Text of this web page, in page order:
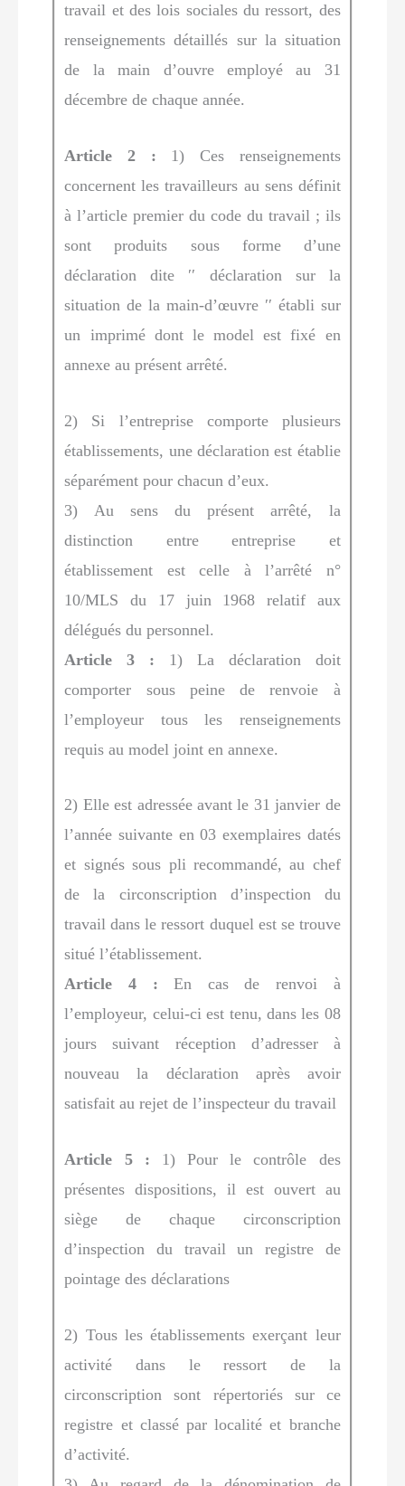
travail et des lois sociales du ressort, des
renseignements détaillés sur la situation
de la main d’ouvre employé au 31
décembre de chaque année.
Article 2 : 1) Ces renseignements
concernent les travailleurs au sens définit
à l’article premier du code du travail ; ils
sont produits sous forme d’une
déclaration dite ʹʹ déclaration sur la
situation de la main-d’œuvre ʹʹ établi sur
un imprimé dont le model est fixé en
annexe au présent arrêté.
2) Si l’entreprise comporte plusieurs
établissements, une déclaration est établie
séparément pour chacun d’eux.
3) Au sens du présent arrêté, la
distinction entre entreprise et
établissement est celle à l’arrêté n°
10/MLS du 17 juin 1968 relatif aux
délégués du personnel.
Article 3 : 1) La déclaration doit
comporter sous peine de renvoie à
l’employeur tous les renseignements
requis au model joint en annexe.
2) Elle est adressée avant le 31 janvier de
l’année suivante en 03 exemplaires datés
et signés sous pli recommandé, au chef
de la circonscription d’inspection du
travail dans le ressort duquel est se trouve
situé l’établissement.
Article 4 : En cas de renvoi à
l’employeur, celui-ci est tenu, dans les 08
jours suivant réception d’adresser à
nouveau la déclaration après avoir
satisfait au rejet de l’inspecteur du travail
Article 5 : 1) Pour le contrôle des
présentes dispositions, il est ouvert au
siège de chaque circonscription
d’inspection du travail un registre de
pointage des déclarations
2) Tous les établissements exerçant leur
activité dans le ressort de la
circonscription sont répertoriés sur ce
registre et classé par localité et branche
d’activité.